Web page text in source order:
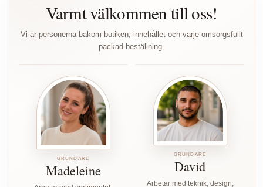
Varmt välkommen till oss!
Vi är personerna bakom butiken, innehållet och varje omsorgsfullt
packad beställning.
GRUNDARE
Madeleine
GRUNDARE
David
Arbetar med teknik, design,